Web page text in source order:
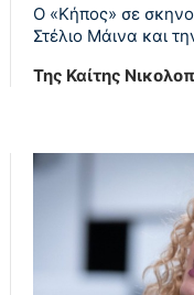
Ο «Κήπος» σε
Στέλιο Μάινα και
Της Καίτης